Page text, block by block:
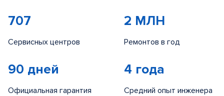
707
Сервисных центров
2 МЛН
Ремонтов в год
90 дней
Официальная гарантия
4 года
Средний опыт инженера